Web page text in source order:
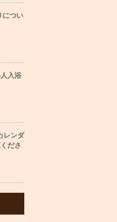
につい
入浴
レンダ
ださ